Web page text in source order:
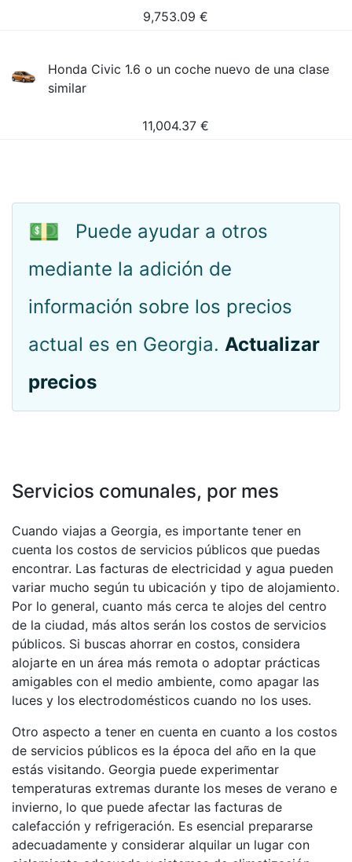
9,753.09 €
Honda Civic 1.6 o un coche nuevo de una clase
similar
11,004.37 €
💵
Puede ayudar a otros
mediante la adición de
información sobre los precios
actual es en Georgia. Actualizar
precios
Servicios comunales, por mes
Cuando viajas a Georgia, es importante tener en
cuenta los costos de servicios públicos que puedas
encontrar. Las facturas de electricidad y agua pueden
variar mucho según tu ubicación y tipo de alojamiento.
Por lo general, cuanto más cerca te alojes del centro
de la ciudad, más altos serán los costos de servicios
públicos. Si buscas ahorrar en costos, considera
alojarte en un área más remota o adoptar prácticas
amigables con el medio ambiente, como apagar las
luces y los electrodomésticos cuando no los uses.
Otro aspecto a tener en cuenta en cuanto a los costos
de servicios públicos es la época del año en la que
estás visitando. Georgia puede experimentar
temperaturas extremas durante los meses de verano e
invierno, lo que puede afectar las facturas de
calefacción y refrigeración. Es esencial prepararse
adecuadamente y considerar alquilar un lugar con